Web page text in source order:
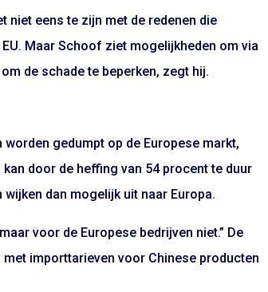
niet eens te zijn met de redenen die
Maar Schoof ziet mogelijkheden om via
de schade te beperken, zegt hij.
gedumpt op de Europese markt,
door de heffing van 54 procent te duur
dan mogelijk uit naar Europa.
voor de Europese bedrijven niet.” De
importtarieven voor Chinese producten